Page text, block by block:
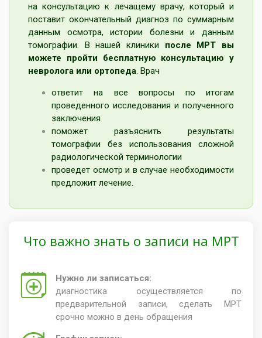
на консультацию к лечащему врачу, который и
поставит окончательный диагноз по суммарным
данным осмотра, истории болезни и данным
томографии. В нашей клиники после МРТ вы
можете пройти бесплатную консультацию у
невролога или ортопеда. Врач
ответит на все вопросы по итогам
проведенного исследования и полученного
заключения
поможет разъяснить результаты
томографии без использования сложной
радиологической терминологии
проведет осмотр и в случае необходимости
предложит лечение.
Что важно знать о записи на МРТ
Нужно ли записаться:
диагностика осуществляется по
предварительной записи, сделать МРТ
срочно можно в день обращения